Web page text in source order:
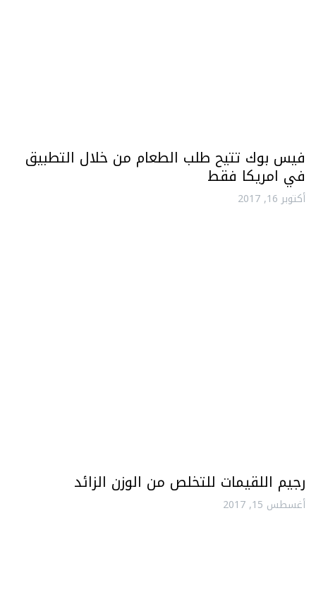
فيس بوك تتيح طلب الطعام من خلال التطبيق
في امريكا فقط
أكتوبر 16, 2017
رجيم اللقيمات للتخلص من الوزن الزائد
أغسطس 15, 2017